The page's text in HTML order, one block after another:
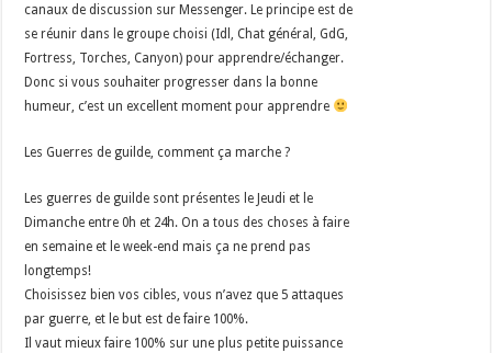
canaux de discussion sur Messenger. Le principe est de
se réunir dans le groupe choisi (Idl, Chat général, GdG,
Fortress, Torches, Canyon) pour apprendre/échanger.
Donc si vous souhaiter progresser dans la bonne
humeur, c’est un excellent moment pour apprendre
Les Guerres de guilde, comment ça marche ?
Les guerres de guilde sont présentes le Jeudi et le
Dimanche entre 0h et 24h. On a tous des choses à faire
en semaine et le week-end mais ça ne prend pas
longtemps!
Choisissez bien vos cibles, vous n’avez que 5 attaques
par guerre, et le but est de faire 100%.
Il vaut mieux faire 100% sur une plus petite puissance